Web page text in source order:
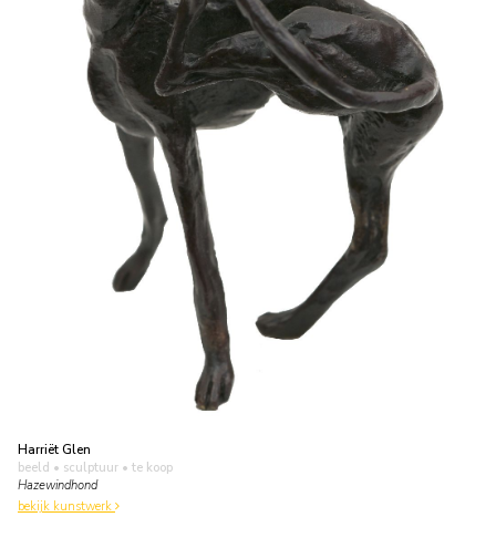
Harriët Glen
beeld • sculptuur • te koop
Hazewindhond
bekijk kunstwerk